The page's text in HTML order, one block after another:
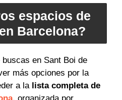
espacios de
Barcelona?
en Sant Boi de
más opciones por la
a lalista completa de